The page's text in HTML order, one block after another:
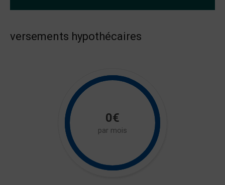
versements hypothécaires
0€
par mois